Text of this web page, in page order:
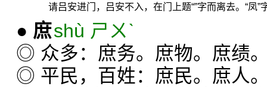
请吕安进门，吕安不入，在门上题“”字而离去。“凤”
● 庶shù ㄕㄨˋ
◎ 众多：庶务。庶物。庶绩
◎ 平民，百姓：庶民。庶人